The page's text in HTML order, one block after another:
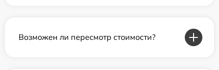
Возможен ли пересмотр стоимости?